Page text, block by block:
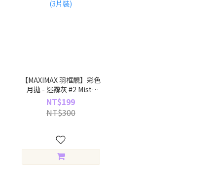
【MAXIMAX 羽框靚】彩色
月拋 - 迷霧灰 #2 Misty
Gray (3片裝)
NT$199
NT$300